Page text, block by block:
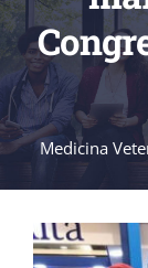
Medicina
View
Larger